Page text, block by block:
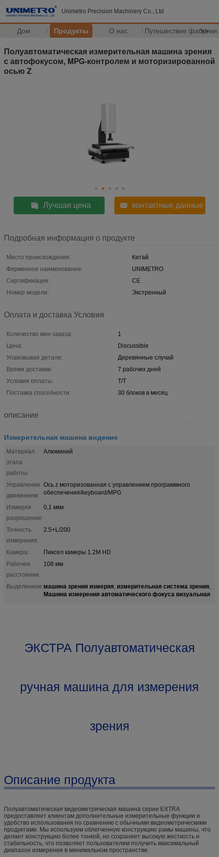
Unimetro Precision Machinery Co., Ltd
Дом Продукты О нас Путешествие фабрики
>>
Полуавтоматическая измерительная машина зрения
с автофокусом, MPG-контролем и моторизированной
осью Z
Лучшая цена контактные данные
Подробная информация о продукте
Место происхождения:
Китай
Фирменное наименование:
UNIMETRO
Сертификация:
CE
Номер модели:
Экстренный
Оплата и доставка Условия
Количество мин заказа:
1
Цена:
Discussible
Упаковывая детали:
Деревянные случай
Время доставки:
7 рабочих дней
Условия оплаты:
T/T
Поставка способности:
30 блоков в месяц
описание
Измерительная машина видение
Материал
этапа
работы:
Алюминий
Управление
движением:
Ось z моторизованная с управлением программного
обеспечения/keyboard/MPG
Измеряя
разрешение:
0,1 мкм
Точность
измерения:
2.5+L/200
Камера:
Пиксел камеры 1.2M HD
Рабочее
расстояние:
108 мм
Выделенное:машина зрения измеряя, измерительная система зрения,
Машина измерения автоматического фокуса визуальная
ЭКСТРА Полуавтоматическая
ручная машина для измерения
зрения
Описание продукта
Полуавтоматическая видеометрическая машина серии EXTRA
предоставляет клиентам дополнительные измерительные функции и
удобство использования по сравнению с обычными видеометрическими
продуктами. Мы используем облегченную конструкцию рамы машины, что
делает конструкцию более тонкой, но сохраняет высокую жесткость и
стабильность, что позволяет пользователям получить максимальный
диапазон измерения в минимальном пространстве.